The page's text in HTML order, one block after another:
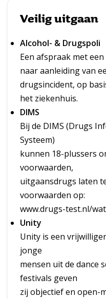
Veilig uitgaan
Alcohol- & Drugspoli
Een afspraak met
naar aanleiding van
drugsincident, op
het ziekenhuis.
DIMS
Bij de DIMS (Drugs
Systeem)
kunnen 18-plussers
voorwaarden,
uitgaansdrugs laten
voorwaarden op:
www.drugs-test.nl/
Unity
Unity is een
jonge
mensen uit de dance
festivals geven
zij objectief en open-